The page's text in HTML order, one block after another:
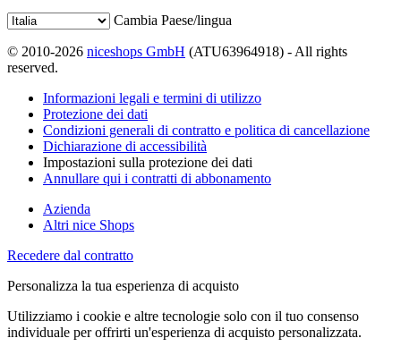
Cambia Paese/lingua
© 2010-2026 niceshops GmbH (ATU63964918) - All rights
reserved.
Informazioni legali e termini di utilizzo
Protezione dei dati
Condizioni generali di contratto e politica di cancellazione
Dichiarazione di accessibilità
Impostazioni sulla protezione dei dati
Annullare qui i contratti di abbonamento
Azienda
Altri nice Shops
Recedere dal contratto
Personalizza la tua esperienza di acquisto
Utilizziamo i cookie e altre tecnologie solo con il tuo consenso
individuale per offrirti un'esperienza di acquisto personalizzata.